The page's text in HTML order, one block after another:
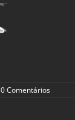
0 Comentários